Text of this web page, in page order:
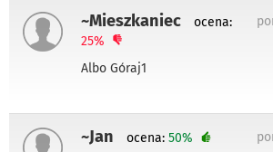
~Mieszkaniec
ocena:
25%
Albo Góraj1
~Jan ocena: 50%